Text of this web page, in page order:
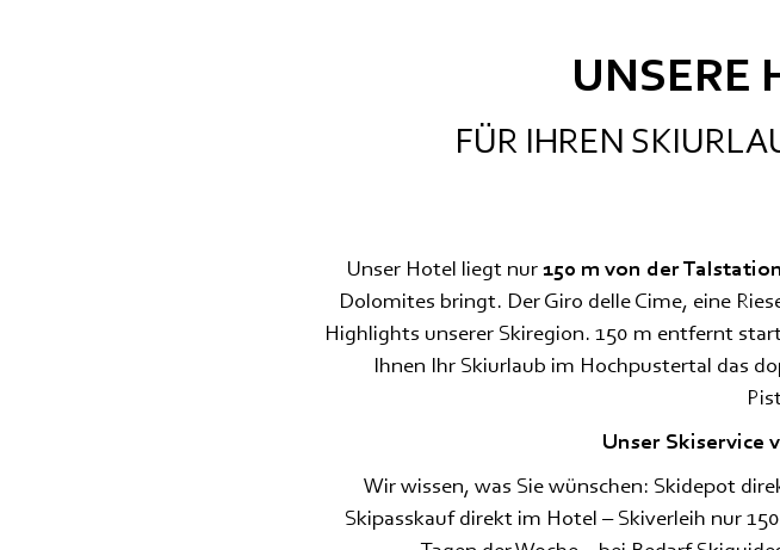
UNSERE
FÜR IHREN
Unser Hotel liegt nur 150 m von der
Dolomites bringt. Der Giro delle Cime, eine
Highlights unserer Skiregion. 150 m entfernt
Ihnen Ihr Skiurlaub im Hochpustertal das
Unser Skiservice
Wir wissen, was Sie wünschen: Skidepot
Skipasskauf direkt im Hotel – Skiverleih nur